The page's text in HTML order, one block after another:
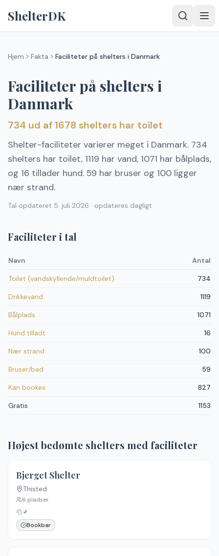
ShelterDK
Hjem Fakta Faciliteter på shelters i Danmark
Faciliteter på shelters i
Danmark
734 ud af 1678 shelters har toilet
Shelter-faciliteter varierer meget i Danmark. 734
shelters har toilet, 1119 har vand, 1071 har bålplads,
og 16 tillader hund. 59 har bruser og 100 ligger
nær strand.
Tal opdateret 5. juli 2026 · opdateres dagligt
Faciliteter i tal
Navn Antal
Toilet (vandskyllende/muldtoilet) 734
Drikkevand 1119
Bålplads 1071
Hund tilladt 16
Nær strand 100
Bruser/bad 59
Kan bookes 827
Gratis 1153
Højest bedømte shelters med faciliteter
Bjerget Shelter
Thisted
6 pladser
🚽
Bookbar